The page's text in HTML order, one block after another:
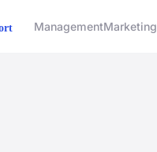
ManagementMarketing